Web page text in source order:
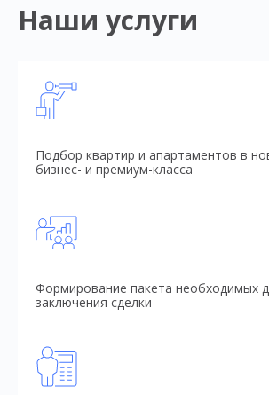
Наши услуги
Подбор квартир и апартаментов в
бизнес- и премиум-класса
Формирование пакета необходимых
заключения сделки